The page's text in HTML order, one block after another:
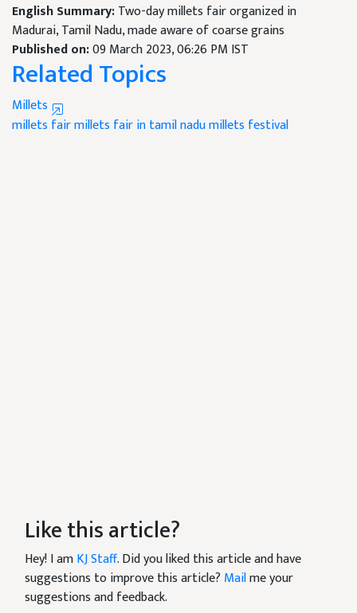
English Summary:Two-day millets fair organized in
Madurai, Tamil Nadu, made aware of coarse grains
Published on:09 March 2023, 06:26 PM IST
Related Topics
Millets
millets fairmillets fair in tamil nadumillets festival
Like this article?
Hey! I amKJ Staff. Did you liked this article and have
suggestions to improve this article? Mailme your
suggestions and feedback.